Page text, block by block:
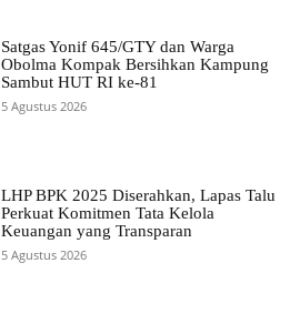
Satgas Yonif 645/GTY dan Warga
Obolma Kompak Bersihkan Kampung
Sambut HUT RI ke-81
5 Agustus 2026
LHP BPK 2025 Diserahkan, Lapas Talu
Perkuat Komitmen Tata Kelola
Keuangan yang Transparan
5 Agustus 2026